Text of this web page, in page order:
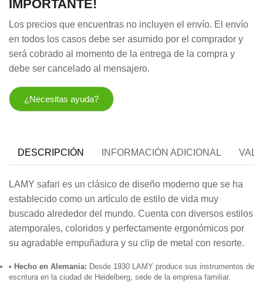
IMPORTANTE!
Los precios que encuentras no incluyen el envío. El envío
en todos los casos debe ser asumido por el comprador y
será cobrado al momento de la entrega de la compra y
debe ser cancelado al mensajero.
¿Necesitas ayuda?
DESCRIPCIÓN INFORMACIÓN ADICIONAL
LAMY safari es un clásico de diseño moderno que se ha
establecido como un artículo de estilo de vida muy
buscado alrededor del mundo. Cuenta con diversos estilos
atemporales, coloridos y perfectamente ergonómicos por
su agradable empuñadura y su clip de metal con resorte.
• Hecho en Alemania: Desde 1930 LAMY produce sus instrumentos de
escritura en la ciudad de Heidelberg, sede de la empresa familiar.